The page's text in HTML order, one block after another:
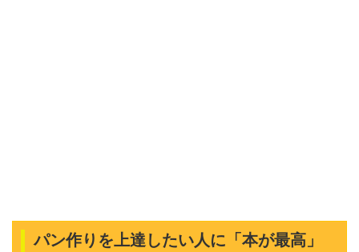
パン作りを上達したい人に「本が最高」